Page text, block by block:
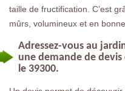
taille de fructification. C’est
mûrs, volumineux et en
Adressez-vous au
une demande de
le 39300.